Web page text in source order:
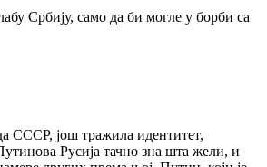
Србију, само да би могле у борби са
СССР, још тражила идентитет,
Русија тачно зна шта жели, и